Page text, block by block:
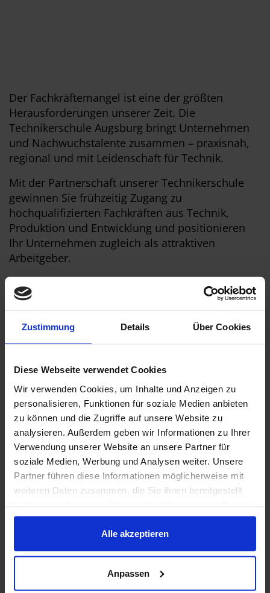
Zustimmung Details Über Cookies
Diese Webseite verwendet Cookies
Wir verwenden Cookies, um Inhalte und Anzeigen zu
personalisieren, Funktionen für soziale Medien anbieten
zu können und die Zugriffe auf unsere Website zu
analysieren. Außerdem geben wir Informationen zu Ihrer
Verwendung unserer Website an unsere Partner für
soziale Medien, Werbung und Analysen weiter. Unsere
Partner führen diese Informationen möglicherweise mit
weiteren Daten zusammen, die Sie ihnen bereitgestellt
gesammelt haben.
Alle akzeptieren
Anpassen
Der Fachkräftemangel ist eine der größten
Herausforderungen unserer Zeit. Die
Technikerschule Augsburg bringt Unternehmen
und Nachwuchstalente zusammen – praxisnah,
regional und mit Leidenschaft für Technik.
Mit der Partnerschaft unserer Technikerschule
gewinnen Sie frühzeitig Zugang zu
hochqualifizierten Fachkräften aus Technik,
Produktion und Entwicklung und positionieren
Ihr Unternehmen zugleich als attraktiven
Arbeitgeber.
Ihre Vorteile auf einen Blick:
Nachwuchskräften und angehenden
Sichtbarkeit in der Region
Nachhaltiger Wissenstransfer und Aufbau
wertvoller Netzwerke